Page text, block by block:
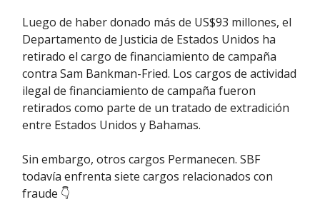
Luego de haber donado más de US$93 millones, el
Departamento de Justicia de Estados Unidos ha
retirado el cargo de financiamiento de campaña
contra Sam Bankman-Fried. Los cargos de actividad
ilegal de financiamiento de campaña fueron
retirados como parte de un tratado de extradición
entre Estados Unidos y Bahamas.
Sin embargo, otros cargos Permanecen. SBF
todavía enfrenta siete cargos relacionados con
fraude 👇